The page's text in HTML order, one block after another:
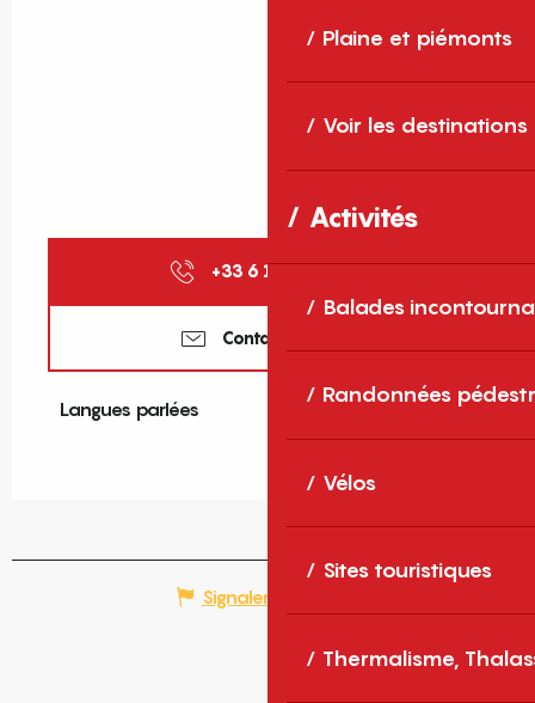
Plaine et piémonts
Voir les destinations
Activités
Balades
Randonnées
Vélos
Sites touristiques
Thermalisme,
+33 6 12 53 34▒▒
Contactez-nous
Langues parlées
Langues parlées
Signaler une erreur